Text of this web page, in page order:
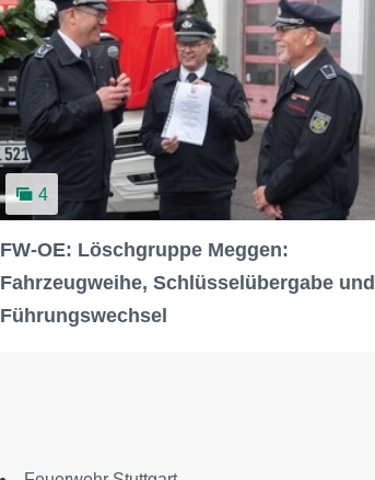
4
FW-OE: Löschgruppe Meggen:
Fahrzeugweihe, Schlüsselübergabe und
Führungswechsel